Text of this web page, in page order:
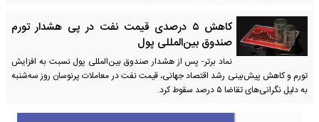
کاهش ۵ درصدی قیمت نفت در پی هشدار تورم
صندوق بین‌المللی پول
نماد برتر- پس از هشدار صندوق بین‌المللی پول نسبت به افزایش
تورم و کاهش پیش‌بینی رشد اقتصاد جهانی، قیمت نفت در معاملات پرنوسان روز سه‌شنبه
به دلیل نگرانی‌های تقاضا ۵ درصد سقوط کرد.